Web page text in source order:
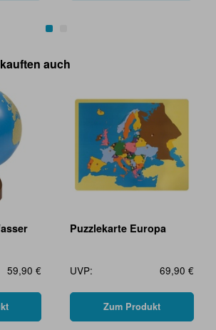
auch
59,90 €
Puzzlekarte Europa
UVP: 69,90 €
Zum Produkt